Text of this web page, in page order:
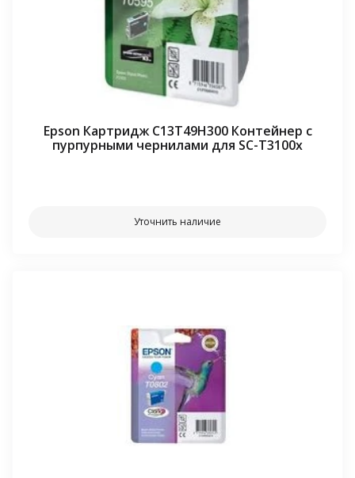
Epson Картридж C13T49H300 Контейнер с
пурпурными чернилами для SC-T3100x
Уточнить наличие